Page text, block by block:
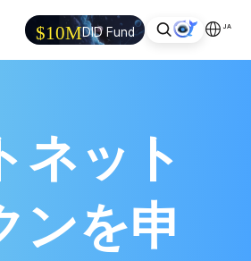
$10MDID Fund JA
ネット
ンを申